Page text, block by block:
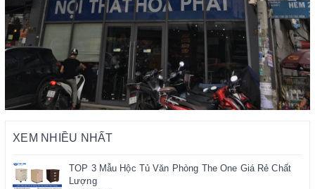
XEM NHIỀU NHẤT
TOP 3 Mẫu Hộc Tủ Văn Phòng The One Giá Rẻ Chất
Lượng